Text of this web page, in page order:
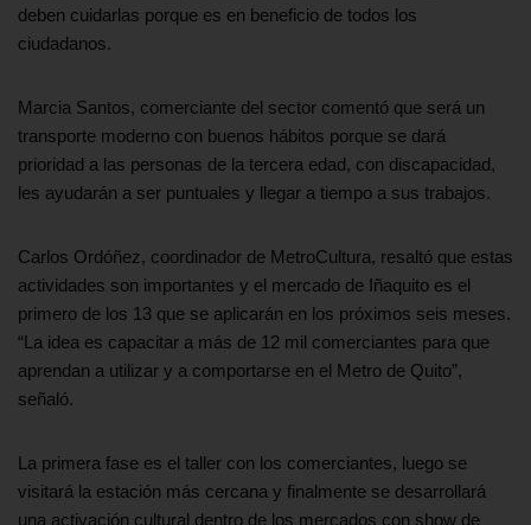
deben cuidarlas porque es en beneficio de todos los
ciudadanos.
Marcia Santos, comerciante del sector comentó que será un
transporte moderno con buenos hábitos porque se dará
prioridad a las personas de la tercera edad, con discapacidad,
les ayudarán a ser puntuales y llegar a tiempo a sus trabajos.
Carlos Ordóñez, coordinador de MetroCultura, resaltó que estas
actividades son importantes y el mercado de Iñaquito es el
primero de los 13 que se aplicarán en los próximos seis meses.
“La idea es capacitar a más de 12 mil comerciantes para que
aprendan a utilizar y a comportarse en el Metro de Quito”,
señaló.
La primera fase es el taller con los comerciantes, luego se
visitará la estación más cercana y finalmente se desarrollará
una activación cultural dentro de los mercados con show de